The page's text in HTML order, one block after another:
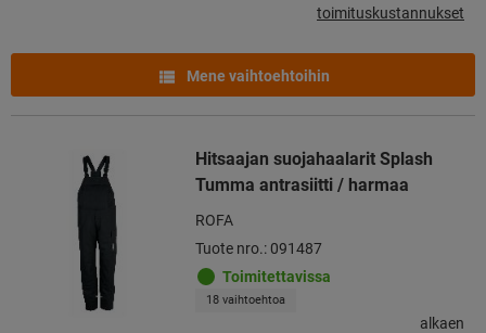
toimituskustannukset
Mene vaihtoehtoihin
Hitsaajan suojahaalarit Splash
Tumma antrasiitti / harmaa
ROFA
Tuote nro.: 091487
Toimitettavissa
18 vaihtoehtoa
alkaen